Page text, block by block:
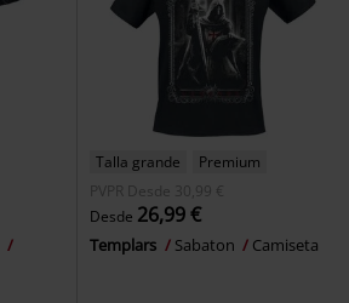
Talla grande
Premium
PVPR
Desde 30,99 €
Desde 26,99 €
Templars Sabaton Camiseta